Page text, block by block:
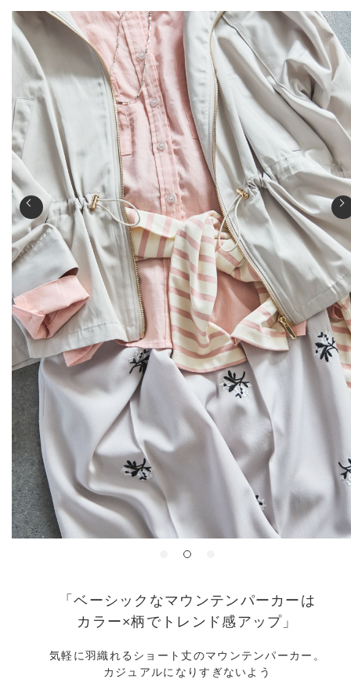
「ベーシックなマウンテンパーカーは
カラー×柄でトレンド感アップ」
気軽に羽織れるショート丈のマウンテンパーカー。
カジュアルになりすぎないよう